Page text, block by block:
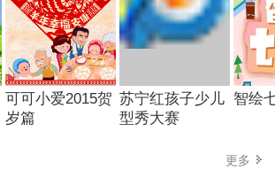
可可小爱2015贺
岁篇
苏宁红孩子少儿
型秀大赛
智绘
更多